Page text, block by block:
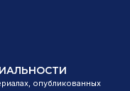
опубликованных